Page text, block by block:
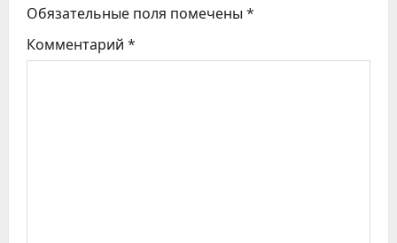
я
Обязательные поля помечены *
Комментарий *